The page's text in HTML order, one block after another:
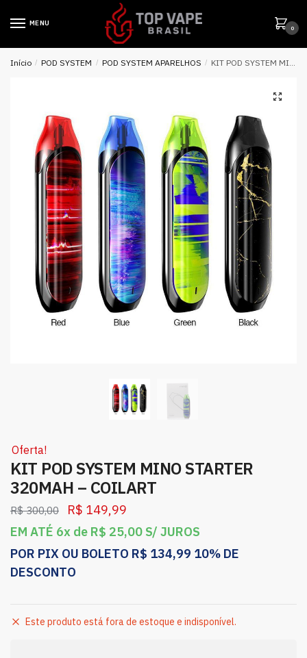
MENU
0
Início / POD SYSTEM / POD SYSTEM APARELHOS / KIT POD SYSTEM MINO STARTER 320MAH – COILART
Oferta!
KIT POD SYSTEM MINO STARTER
320MAH – COILART
R$300,00 R$ 149,99
EM ATÉ 6x de R$ 25,00 S/ JUROS
POR PIX OU BOLETO R$ 134,99 10% DE
DESCONTO
Este produto está fora de estoque e indisponível.